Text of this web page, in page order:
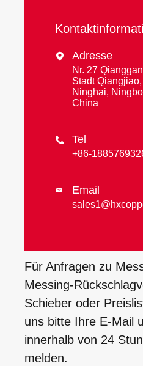
 Adresse
Nr. 27
Stadt
Ninghai,
China
 Tel
+86-
 Email
Für Anfragen zu
Messing-
Schieber oder
uns bitte Ihre E-Mail
innerhalb von 24
melden.